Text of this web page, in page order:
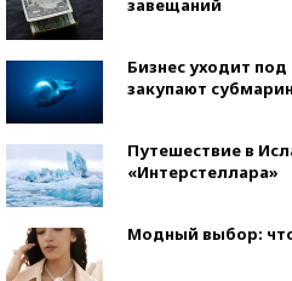
Бизнес уходит
закупают
Путешествие в
«Интерстеллара»
Модный выбор: что